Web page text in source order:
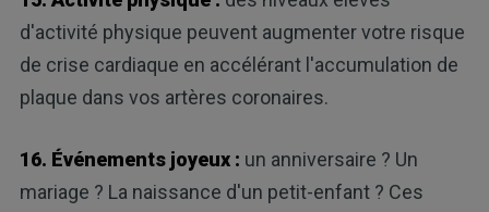
d'activité physique peuvent augmenter votre risque
de crise cardiaque en accélérant l'accumulation de
plaque dans vos artères coronaires.
16. Événements joyeux : un anniversaire ? Un
mariage ? La naissance d'un petit-enfant ? Ces